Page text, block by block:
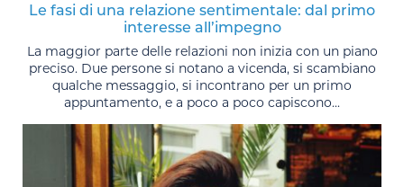
Le fasi di una relazione sentimentale: dal primo
interesse all’impegno
La maggior parte delle relazioni non inizia con un piano
preciso. Due persone si notano a vicenda, si scambiano
qualche messaggio, si incontrano per un primo
appuntamento, e a poco a poco capiscono...